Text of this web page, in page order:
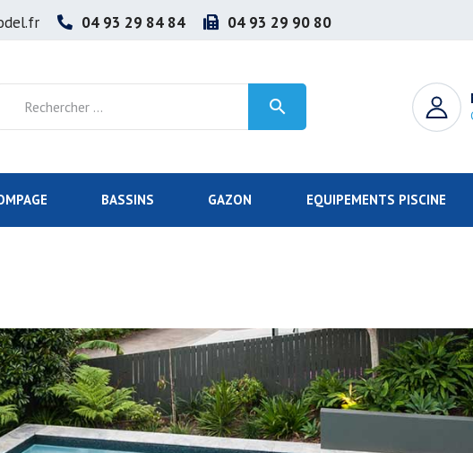
04 93 29 84 84 04 93 29 90 80

BASSINS GAZON EQUIPEMENTS PISCINE